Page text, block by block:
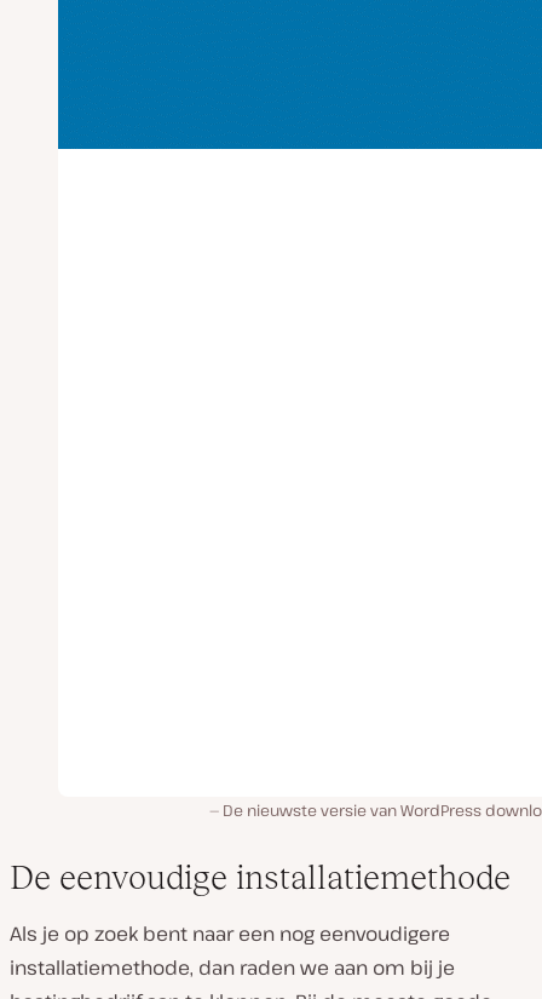
De nieuwste versie van WordPress
De eenvoudige installatiemethode
Als je op zoek bent naar een nog eenvoudigere
installatiemethode, dan raden we aan om bij je